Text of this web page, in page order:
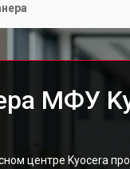
МФУ
центре Kyocera